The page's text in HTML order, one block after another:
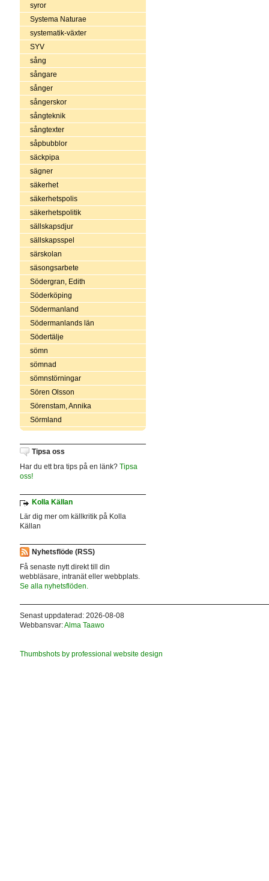
syror
Systema Naturae
systematik-växter
SYV
sång
sångare
sånger
sångerskor
sångteknik
sångtexter
såpbubblor
säckpipa
sägner
säkerhet
säkerhetspolis
säkerhetspolitik
sällskapsdjur
sällskapsspel
särskolan
säsongsarbete
Södergran, Edith
Söderköping
Södermanland
Södermanlands län
Södertälje
sömn
sömnad
sömnstörningar
Sören Olsson
Sörenstam, Annika
Sörmland
Tipsa oss
Har du ett bra tips på en länk? Tipsa
oss!
Kolla Källan
Lär dig mer om källkritik på Kolla
Källan
Nyhetsflöde (RSS)
Få senaste nytt direkt till din
webbläsare, intranät eller webbplats.
Se alla nyhetsflöden.
Senast uppdaterad: 2026-08-08
Webbansvar:Alma Taawo
Thumbshots by professional website design